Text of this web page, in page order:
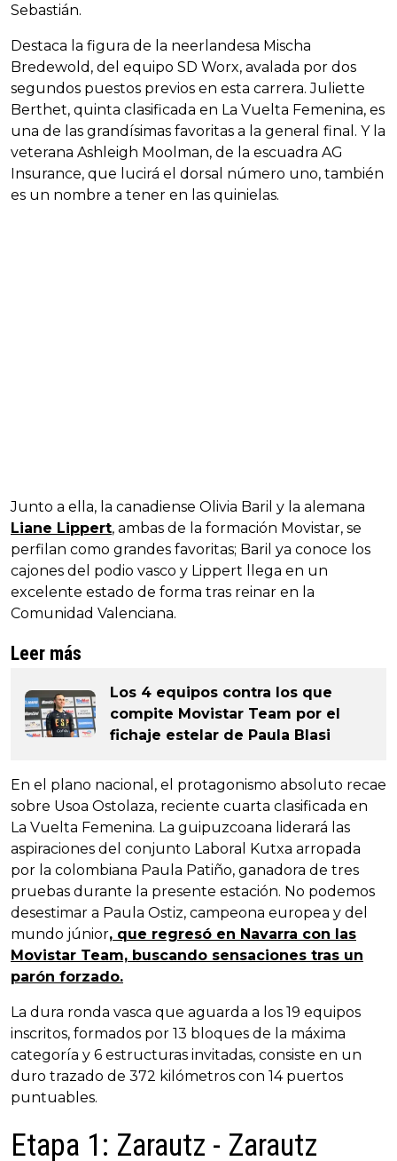
Sebastián.
Destaca la figura de la neerlandesa Mischa
Bredewold, del equipo SD Worx, avalada por dos
segundos puestos previos en esta carrera. Juliette
Berthet, quinta clasificada en La Vuelta Femenina, es
una de las grandísimas favoritas a la general final. Y la
veterana Ashleigh Moolman, de la escuadra AG
Insurance, que lucirá el dorsal número uno, también
es un nombre a tener en las quinielas.
Junto a ella, la canadiense Olivia Baril y la alemana
Liane Lippert, ambas de la formación Movistar, se
perfilan como grandes favoritas; Baril ya conoce los
cajones del podio vasco y Lippert llega en un
excelente estado de forma tras reinar en la
Comunidad Valenciana.
Leer más
Los 4 equipos contra los que
compite Movistar Team por el
fichaje estelar de Paula Blasi
En el plano nacional, el protagonismo absoluto recae
sobre Usoa Ostolaza, reciente cuarta clasificada en
La Vuelta Femenina. La guipuzcoana liderará las
aspiraciones del conjunto Laboral Kutxa arropada
por la colombiana Paula Patiño, ganadora de tres
pruebas durante la presente estación. No podemos
desestimar a Paula Ostiz, campeona europea y del
mundo júnior, que regresó en Navarra con las
Movistar Team, buscando sensaciones tras un
parón forzado.
La dura ronda vasca que aguarda a los 19 equipos
inscritos, formados por 13 bloques de la máxima
categoría y 6 estructuras invitadas, consiste en un
duro trazado de 372 kilómetros con 14 puertos
puntuables.
Etapa 1: Zarautz - Zarautz